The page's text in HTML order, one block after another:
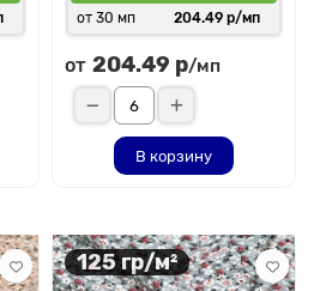
от 30 мп
204.49 р/мп
от 204.49 р/мп
В корзину
125 гр/м²